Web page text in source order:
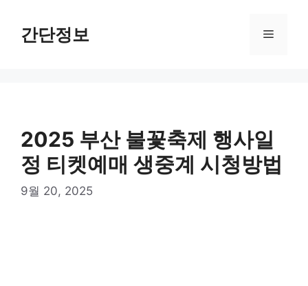
간단정보 메
2025 부산 불꽃축제 행사일
정 티켓예매 생중계 시청방법
9월 20, 2025